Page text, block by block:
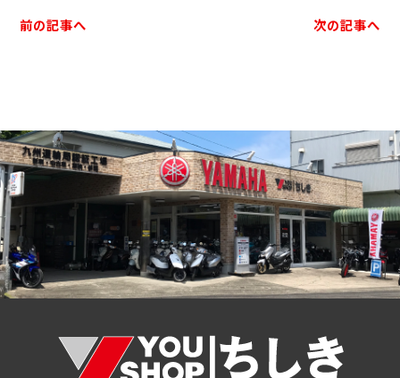
前の記事へ 次の記事へ